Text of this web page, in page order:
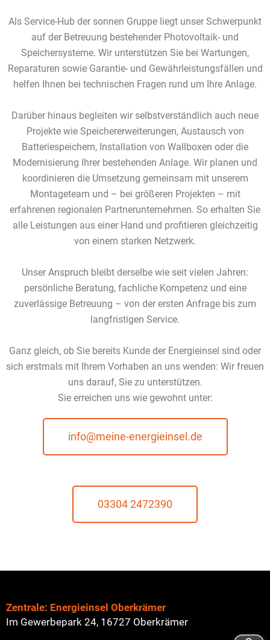
Als Service-Hub der sonnen Gruppe liegt unser Schwerpunkt
auf der Betreuung bestehender Photovoltaik- und
Speichersysteme. Wir unterstützen Sie bei Wartungen,
Reparaturen sowie Garantie- und Gewährleistungsfällen und
helfen Ihnen bei technischen Fragen rund um Ihre Anlage.
Darüber hinaus begleiten wir selbstverständlich auch neue
Projekte wie Speichererweiterungen, Austausch von
Batteriespeichern, Installation von Wallboxen oder die
Modernisierung Ihrer bestehenden Anlage. Wir planen und
koordinieren die Umsetzung gemeinsam mit unserem
Montageteam und – bei größeren Projekten – mit
erfahrenen regionalen Partnerunternehmen. So erhalten Sie
alle Leistungen aus einer Hand und profitieren gleichzeitig
von einem starken Netzwerk.
Unser Anspruch bleibt derselbe wie seit vielen Jahren:
persönliche Beratung, fachliche Kompetenz und eine
zuverlässige Betreuung – von der ersten Anfrage bis zum
langfristigen Service.
Ganz gleich, ob Sie bereits Kunde der Energieinsel sind oder
sich erstmals mit Ihrem Vorhaben an uns wenden: Wir freuen
uns darauf, Sie zu unterstützen.
Sie erreichen uns wie gewohnt unter:
info@meine-energieinsel.de
03304 2472390
Zentrale: Energieinsel Oberkrämer
Im Gewerbepark 24, 16727 Oberkrämer